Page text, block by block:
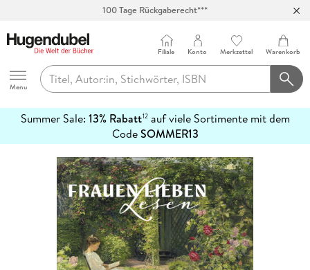
100 Tage Rückgaberecht***
Hugendubel
Menu
Filiale Konto Merkzettel Warenkorb
Summer Sale: 13% Rabatt12auf viele Sortimente mit dem
CodeSOMMER13
erfahren